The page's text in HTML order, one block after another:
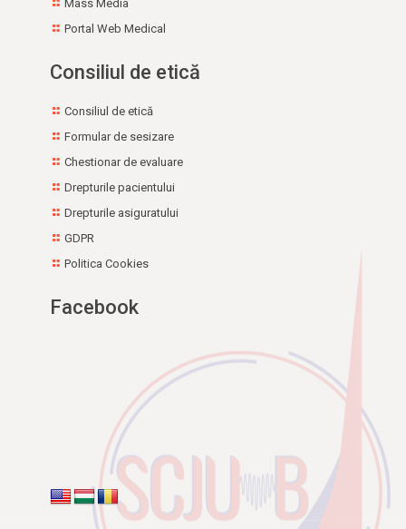
Mass Media
Portal Web Medical
Consiliul de etică
Consiliul de etică
Formular de sesizare
Chestionar de evaluare
Drepturile pacientului
Drepturile asiguratului
GDPR
Politica Cookies
Facebook